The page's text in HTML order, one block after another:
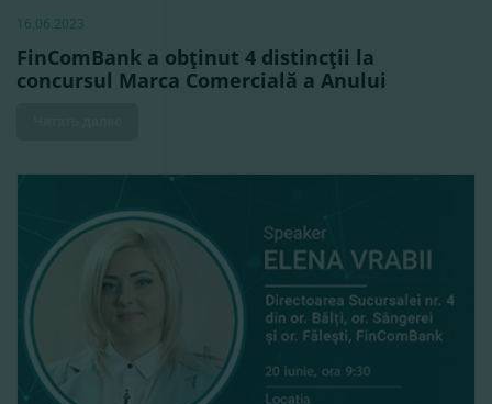
16.06.2023
FinComBank a obţinut 4 distincţii la
concursul Marca Comercială a Anului